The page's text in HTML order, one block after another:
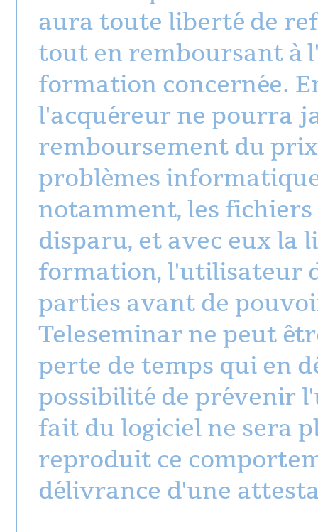
aura toute liberté de
tout en remboursant à
formation concernée.
l'acquéreur ne pourra
remboursement du
problèmes
notamment, les
disparu, et avec eux la
formation, l'utilisateur
parties avant de
Teleseminar ne peut
perte de temps qui en
possibilité de prévenir
fait du logiciel ne sera
reproduit ce
délivrance d'une